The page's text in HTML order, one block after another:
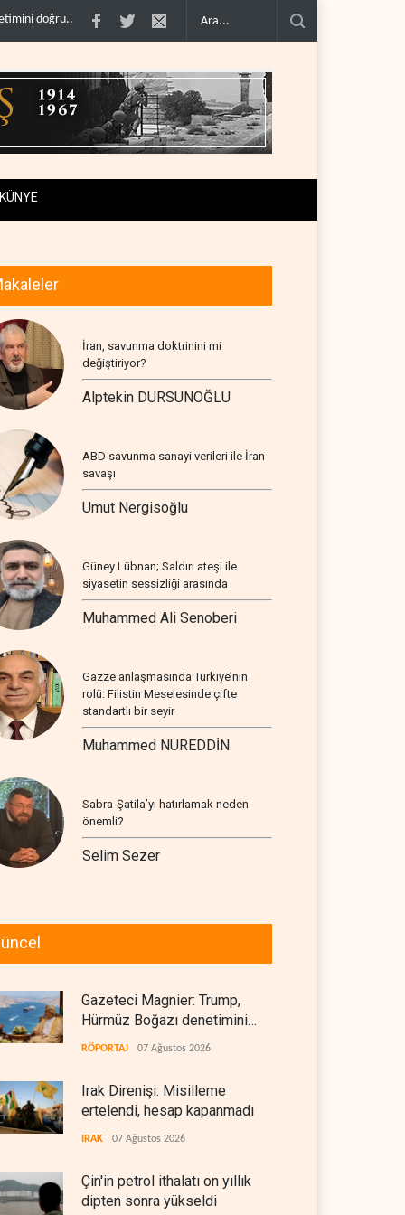
Çin'in petrol ithalatı on yıllık dipten sonra yükseldi..
KÜNYE
İran, savunma doktrinini mi
değiştiriyor?
Alptekin DURSUNOĞLU
ABD savunma sanayi verileri ile İran
savaşı
Umut Nergisoğlu
Güney Lübnan; Saldırı ateşi ile
siyasetin sessizliği arasında
Muhammed Ali Senoberi
Gazze anlaşmasında Türkiye’nin
rolü: Filistin Meselesinde çifte
standartlı bir seyir
Muhammed NUREDDİN
Sabra-Şatila’yı hatırlamak neden
önemli?
Selim Sezer
Gazeteci Magnier: Trump,
Hürmüz Boğazı denetimini
doğrudan İran ve Umman'a
RÖPORTAJ 07 Ağustos 2026
Irak Direnişi: Misilleme
ertelendi, hesap kapanmadı
IRAK 07 Ağustos 2026
Çin'in petrol ithalatı on yıllık
dipten sonra yükseldi